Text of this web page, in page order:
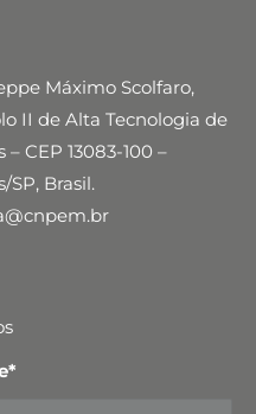
Máximo Scolfaro,
II de Alta Tecnologia de
CEP 13083-100 –
SP, Brasil.
*